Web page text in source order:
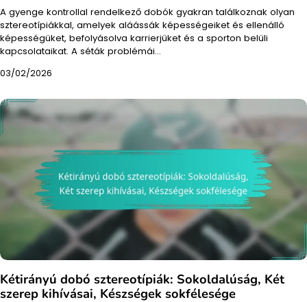
A gyenge kontrollal rendelkező dobók gyakran találkoznak olyan
sztereotípiákkal, amelyek aláássák képességeiket és ellenálló
képességüket, befolyásolva karrierjüket és a sporton belüli
kapcsolataikat. A séták problémái…
03/02/2026
Kétirányú dobó sztereotípiák: Sokoldalúság, Két
szerep kihívásai, Készségek sokfélesége